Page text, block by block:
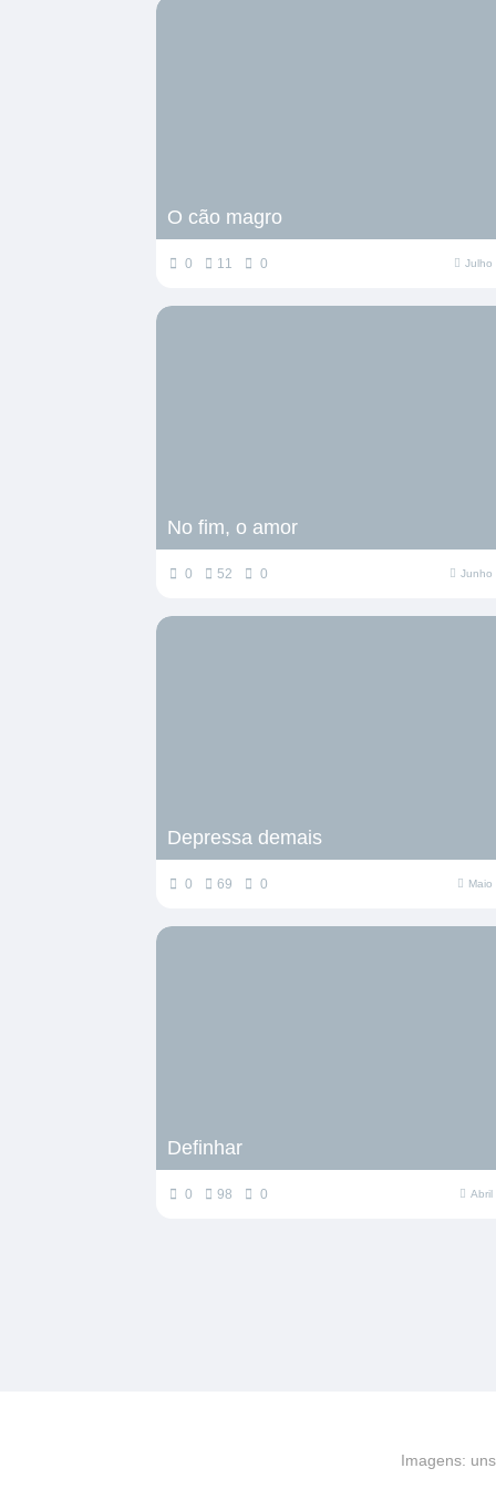
O cão magro
0 11 0 Julho
No fim, o amor
0 52 0 Junho
Depressa demais
0 69 0
Definhar
0 98 0 Abril
Imagens: